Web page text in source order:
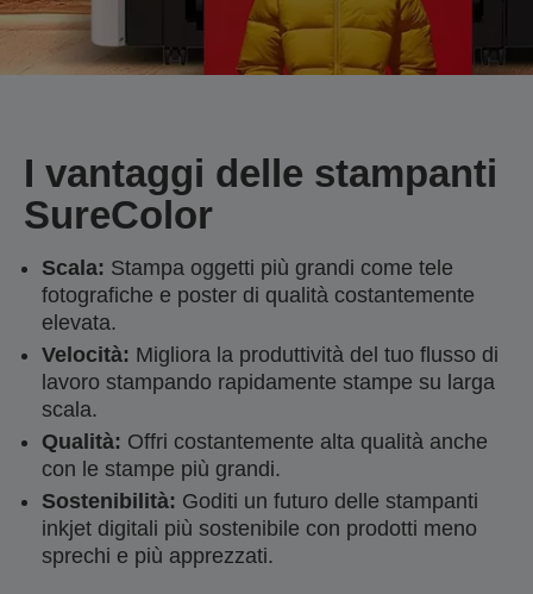
I vantaggi delle stampanti
SureColor
Scala: Stampa oggetti più grandi come tele
fotografiche e poster di qualità costantemente
elevata.
Velocità: Migliora la produttività del tuo flusso di
lavoro stampando rapidamente stampe su larga
scala.
Qualità: Offri costantemente alta qualità anche
con le stampe più grandi.
Sostenibilità: Goditi un futuro delle stampanti
inkjet digitali più sostenibile con prodotti meno
sprechi e più apprezzati.